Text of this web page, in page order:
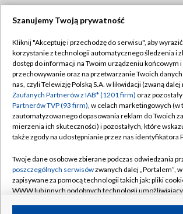
TVP
Abonament TVP
Emisja w TVP
Centrum informacji TVP
Naziemna Telewizja Cyfrowa
Rada Programowa
System NOS
Informacje o nadawcy
Regulamin TVP
Polityka prywatności
Moje zgody
Pomoc
Kontakt
Kanały
Szanujemy Twoją prywatność
Kliknij "Akceptuję i przechodzę do serwisu", aby
korzystanie z technologii automatycznego śledzenia i
dostęp do informacji na Twoim urządzeniu końcowym i
przechowywanie oraz na przetwarzanie Twoich
nas, czyli Telewizję Polską S.A. w likwidacji (zwaną dalej
Zaufanych Partnerów z IAB* (1201 firm) oraz
Partnerów TVP (93 firm), w celach marketingowych (w
zautomatyzowanego dopasowania reklam do Twoich
mierzenia ich skuteczności) i pozostałych, które
także zgody na udostępnianie przez nas identyfikatora
Twoje dane osobowe zbierane podczas odwiedzania
poszczególnych serwisówzwanych dalej „Portalem”,
zapisywane za pomocą technologii takich jak: pliki
WWW lub innych podobnych technologii